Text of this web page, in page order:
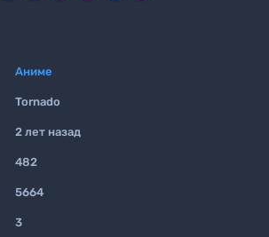
Аниме
Tornado
2 лет назад
482
5664
3